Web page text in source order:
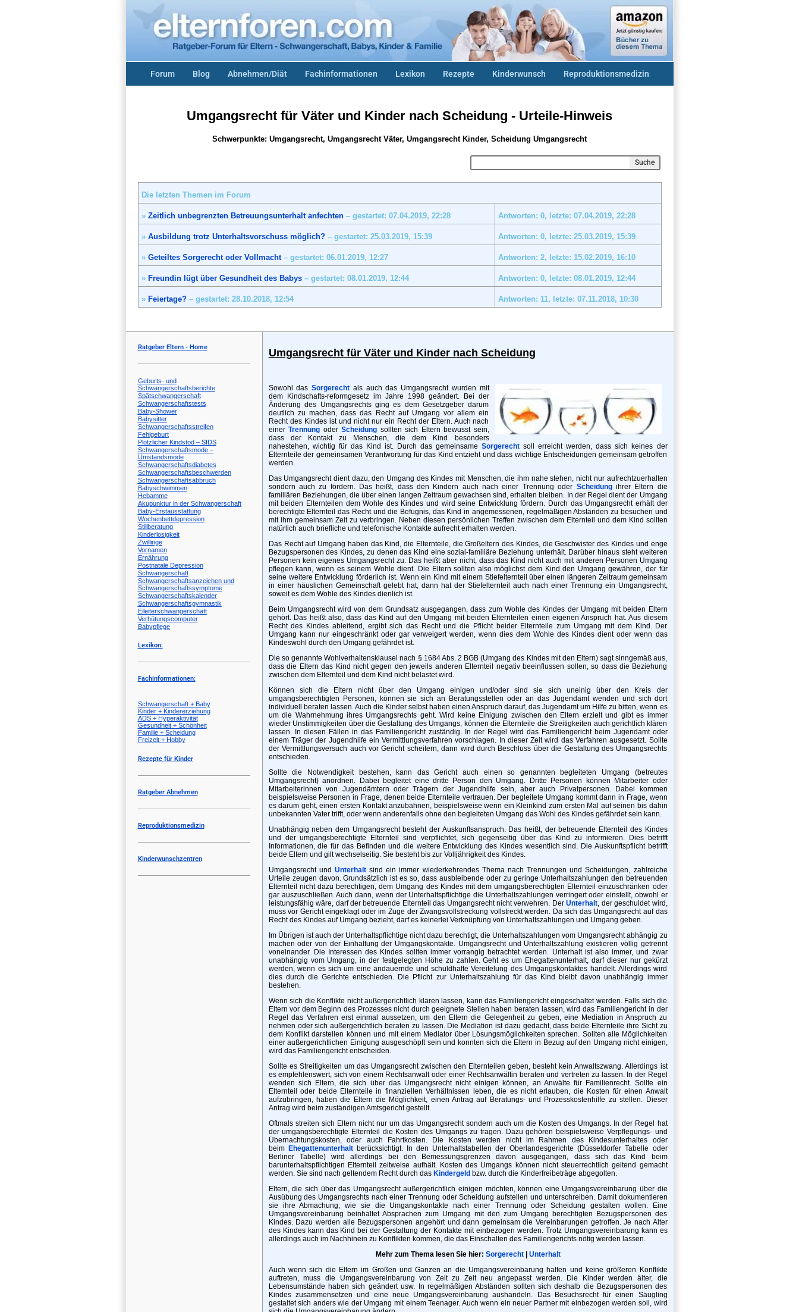
Forum Blog Abnehmen/Diät Fachinformationen Lexikon Rezepte Kinderwunsch Reproduktionsmedizin
Umgangsrecht für Väter und Kinder nach Scheidung - Urteile-Hinweis
Schwerpunkte: Umgangsrecht, Umgangsrecht Väter, Umgangsrecht Kinder, Scheidung Umgangsrecht
Suche
Die letzten Themen im Forum
» Zeitlich unbegrenzten Betreuungsunterhalt anfechten– gestartet: 07.04.2019, 22:28 Antworten: 0, letzte: 07.04.2019, 22:28
» Ausbildung trotz Unterhaltsvorschuss möglich?– gestartet: 25.03.2019, 15:39 Antworten: 0, letzte: 25.03.2019, 15:39
» Geteiltes Sorgerecht oder Vollmacht– gestartet: 06.01.2019, 12:27 Antworten: 2, letzte: 15.02.2019, 16:10
» Freundin lügt über Gesundheit des Babys– gestartet: 08.01.2019, 12:44 Antworten: 0, letzte: 08.01.2019, 12:44
» Feiertage?– gestartet: 28.10.2018, 12:54 Antworten: 11, letzte: 07.11.2018, 10:30
Ratgeber Eltern - Home
Geburts- und
Schwangerschaftsberichte
Spätschwangerschaft
Schwangerschaftstests
Baby-Shower
Babysitter
Schwangerschaftsstreifen
Fehlgeburt
Plötzlicher Kindstod – SIDS
Schwangerschaftsmode –
Umstandsmode
Schwangerschaftsdiabetes
Schwangerschaftsbeschwerden
Schwangerschaftsabbruch
Babyschwimmen
Hebamme
Akupunktur in der Schwangerschaft
Baby-Erstausstattung
Wochenbettdepression
Stillberatung
Kinderlosigkeit
Zwillinge
Vornamen
Ernährung
Postnatale Depression
Schwangerschaft
Schwangerschaftsanzeichen und
Schwangerschaftssymptome
Schwangerschaftskalender
Schwangerschaftsgymnastik
Eileiterschwangerschaft
Verhütungscomputer
Babypflege
Lexikon:
Fachinformationen:
Schwangerschaft + Baby
Kinder + Kindererziehung
ADS + Hyperaktivität
Gesundheit + Schönheit
Familie + Scheidung
Freizeit + Hobby
Rezepte für Kinder
Ratgeber Abnehmen
Reproduktionsmedizin
Kinderwunschzentren
Umgangsrechtfür Väter und Kinder nach Scheidung
Sowohl dasSorgerecht als auch das Umgangsrecht wurden mit
dem Kindschafts-reformgesetz im Jahre 1998 geändert. Bei der
Änderung des Umgangsrechts ging es dem Gesetzgeber darum
deutlich zu machen, dass das Recht auf Umgang vor allem ein
Recht des Kindes ist und nicht nur ein Recht der Eltern. Auch nach
einerTrennung oderScheidung sollten sich Eltern bewusst sein,
dass der Kontakt zu Menschen, die dem Kind besonders
nahestehen, wichtig für das Kind ist. Durch das gemeinsameSorgerecht soll erreicht werden, dass sich keines der
Elternteile der gemeinsamen Verantwortung für das Kind entzieht und dass wichtige Entscheidungen gemeinsam getroffen
werden.
Das Umgangsrecht dient dazu, den Umgang des Kindes mit Menschen, die ihm nahe stehen, nicht nur aufrechtzuerhalten
sondern auch zu fördern. Das heißt, dass den Kindern auch nach einer Trennung oder Scheidungihrer Eltern die
familiären Beziehungen, die über einen langen Zeitraum gewachsen sind, erhalten bleiben. In der Regel dient der Umgang
mit beiden Elternteilen dem Wohle des Kindes und wird seine Entwicklung fördern. Durch das Umgangsrecht erhält der
berechtigte Elternteil das Recht und die Befugnis, das Kind in angemessenen, regelmäßigen Abständen zu besuchen und
mit ihm gemeinsam Zeit zu verbringen. Neben diesen persönlichen Treffen zwischen dem Elternteil und dem Kind sollten
natürlich auch briefliche und telefonische Kontakte aufrecht erhalten werden.
Das Recht auf Umgang haben das Kind, die Elternteile, die Großeltern des Kindes, die Geschwister des Kindes und enge
Bezugspersonen des Kindes, zu denen das Kind eine sozial-familiäre Beziehung unterhält. Darüber hinaus steht weiteren
Personen kein eigenes Umgangsrecht zu. Das heißt aber nicht, dass das Kind nicht auch mit anderen Personen Umgang
pflegen kann, wenn es seinem Wohle dient. Die Eltern sollten also möglichst dem Kind den Umgang gewähren, der für
seine weitere Entwicklung förderlich ist. Wenn ein Kind mit einem Stiefelternteil über einen längeren Zeitraum gemeinsam
in einer häuslichen Gemeinschaft gelebt hat, dann hat der Stiefelternteil auch nach einer Trennung ein Umgangsrecht,
soweit es dem Wohle des Kindes dienlich ist.
Beim Umgangsrecht wird von dem Grundsatz ausgegangen, dass zum Wohle des Kindes der Umgang mit beiden Eltern
gehört. Das heißt also, dass das Kind auf den Umgang mit beiden Elternteilen einen eigenen Anspruch hat. Aus diesem
Recht des Kindes ableitend, ergibt sich das Recht und die Pflicht beider Elternteile zum Umgang mit dem Kind. Der
Umgang kann nur eingeschränkt oder gar verweigert werden, wenn dies dem Wohle des Kindes dient oder wenn das
Kindeswohl durch den Umgang gefährdet ist.
Die so genannte Wohlverhaltensklausel nach § 1684 Abs. 2 BGB (Umgang des Kindes mit den Eltern) sagt sinngemäß aus,
dass die Eltern das Kind nicht gegen den jeweils anderen Elternteil negativ beeinflussen sollen, so dass die Beziehung
zwischen dem Elternteil und dem Kind nicht belastet wird.
Können sich die Eltern nicht über den Umgang einigen und/oder sind sie sich uneinig über den Kreis der
umgangsberechtigten Personen, können sie sich an Beratungsstellen oder an das Jugendamt wenden und sich dort
individuell beraten lassen. Auch die Kinder selbst haben einen Anspruch darauf, das Jugendamt um Hilfe zu bitten, wenn es
um die Wahrnehmung ihres Umgangsrechts geht. Wird keine Einigung zwischen den Eltern erzielt und gibt es immer
wieder Unstimmigkeiten über die Gestaltung des Umgangs, können die Elternteile die Streitigkeiten auch gerichtlich klären
lassen. In diesen Fällen in das Familiengericht zuständig. In der Regel wird das Familiengericht beim Jugendamt oder
einem Träger der Jugendhilfe ein Vermittlungsverfahren vorschlagen. In dieser Zeit wird das Verfahren ausgesetzt. Sollte
der Vermittlungsversuch auch vor Gericht scheitern, dann wird durch Beschluss über die Gestaltung des Umgangsrechts
entschieden.
Sollte die Notwendigkeit bestehen, kann das Gericht auch einen so genannten begleiteten Umgang (betreutes
Umgangsrecht) anordnen. Dabei begleitet eine dritte Person den Umgang. Dritte Personen können Mitarbeiter oder
Mitarbeiterinnen von Jugendämtern oder Trägern der Jugendhilfe sein, aber auch Privatpersonen. Dabei kommen
beispielsweise Personen in Frage, denen beide Elternteile vertrauen. Der begleitete Umgang kommt dann in Frage, wenn
es darum geht, einen ersten Kontakt anzubahnen, beispielsweise wenn ein Kleinkind zum ersten Mal auf seinen bis dahin
unbekannten Vater trifft, oder wenn anderenfalls ohne den begleiteten Umgang das Wohl des Kindes gefährdet sein kann.
Unabhängig neben dem Umgangsrecht besteht der Auskunftsanspruch. Das heißt, der betreuende Elternteil des Kindes
und der umgangsberechtigte Elternteil sind verpflichtet, sich gegenseitig über das Kind zu informieren. Dies betrifft
Informationen, die für das Befinden und die weitere Entwicklung des Kindes wesentlich sind. Die Auskunftspflicht betrifft
beide Eltern und gilt wechselseitig. Sie besteht bis zur Volljährigkeit des Kindes.
Umgangsrecht undUnterhalt sind ein immer wiederkehrendes Thema nach Trennungen und Scheidungen, zahlreiche
Urteile zeugen davon. Grundsätzlich ist es so, dass ausbleibende oder zu geringe Unterhaltszahlungen den betreuenden
Elternteil nicht dazu berechtigen, dem Umgang des Kindes mit dem umgangsberechtigten Elternteil einzuschränken oder
gar auszuschließen. Auch dann, wenn der Unterhaltspflichtige die Unterhaltszahlungen verringert oder einstellt, obwohl er
leistungsfähig wäre, darf der betreuende Elternteil das Umgangsrecht nicht verwehren. DerUnterhalt , der geschuldet wird,
muss vor Gericht eingeklagt oder im Zuge der Zwangsvollstreckung vollstreckt werden. Da sich das Umgangsrecht auf das
Recht des Kindes auf Umgang bezieht, darf es keinerlei Verknüpfung von Unterhaltszahlungen und Umgang geben.
Im Übrigen ist auch der Unterhaltspflichtige nicht dazu berechtigt, die Unterhaltszahlungen vom Umgangsrecht abhängig zu
machen oder von der Einhaltung der Umgangskontakte. Umgangsrecht und Unterhaltszahlung existieren völlig getrennt
voneinander. Die Interessen des Kindes sollten immer vorrangig betrachtet werden. Unterhalt ist also immer, und zwar
unabhängig vom Umgang, in der festgelegten Höhe zu zahlen. Geht es um Ehegattenunterhalt, darf dieser nur gekürzt
werden, wenn es sich um eine andauernde und schuldhafte Vereitelung des Umgangskontaktes handelt. Allerdings wird
dies durch die Gerichte entschieden. Die Pflicht zur Unterhaltszahlung für das Kind bleibt davon unabhängig immer
bestehen.
Wenn sich die Konflikte nicht außergerichtlich klären lassen, kann das Familiengericht eingeschaltet werden. Falls sich die
Eltern vor dem Beginn des Prozesses nicht durch geeignete Stellen haben beraten lassen, wird das Familiengericht in der
Regel das Verfahren erst einmal aussetzen, um den Eltern die Gelegenheit zu geben, eine Mediation in Anspruch zu
nehmen oder sich außergerichtlich beraten zu lassen. Die Mediation ist dazu gedacht, dass beide Elternteile ihre Sicht zu
dem Konflikt darstellen können und mit einem Mediator über Lösungsmöglichkeiten sprechen. Sollten alle Möglichkeiten
einer außergerichtlichen Einigung ausgeschöpft sein und konnten sich die Eltern in Bezug auf den Umgang nicht einigen,
wird das Familiengericht entscheiden.
Sollte es Streitigkeiten um das Umgangsrecht zwischen den Elternteilen geben, besteht kein Anwaltszwang. Allerdings ist
es empfehlenswert, sich von einem Rechtsanwalt oder einer Rechtsanwältin beraten und vertreten zu lassen. In der Regel
wenden sich Eltern, die sich über das Umgangsrecht nicht einigen können, an Anwälte für Familienrecht. Sollte ein
Elternteil oder beide Elternteile in finanziellen Verhältnissen leben, die es nicht erlauben, die Kosten für einen Anwalt
aufzubringen, haben die Eltern die Möglichkeit, einen Antrag auf Beratungs- und Prozesskostenhilfe zu stellen. Dieser
Antrag wird beim zuständigen Amtsgericht gestellt.
Oftmals streiten sich Eltern nicht nur um das Umgangsrecht sondern auch um die Kosten des Umgangs. In der Regel hat
der umgangsberechtigte Elternteil die Kosten des Umgangs zu tragen. Dazu gehören beispielsweise Verpflegungs- und
Übernachtungskosten, oder auch Fahrtkosten. Die Kosten werden nicht im Rahmen des Kindesunterhaltes oder
beim Ehegattenunterhaltberücksichtigt. In den Unterhaltstabellen der Oberlandesgerichte (Düsseldorfer Tabelle oder
Berliner Tabelle) wird allerdings bei den Bemessungsgrenzen davon ausgegangen, dass sich das Kind beim
barunterhaltspflichtigen Elternteil zeitweise aufhält. Kosten des Umgangs können nicht steuerrechtlich geltend gemacht
werden. Sie sind nach geltendem Recht durch das Kindergeldbzw. durch die Kinderfreibeträge abgegolten.
Eltern, die sich über das Umgangsrecht außergerichtlich einigen möchten, können eine Umgangsvereinbarung über die
Ausübung des Umgangsrechts nach einer Trennung oder Scheidung aufstellen und unterschreiben. Damit dokumentieren
sie ihre Abmachung, wie sie die Umgangskontakte nach einer Trennung oder Scheidung gestalten wollen. Eine
Umgangsvereinbarung beinhaltet Absprachen zum Umgang mit den zum Umgang berechtigten Bezugspersonen des
Kindes. Dazu werden alle Bezugspersonen angehört und dann gemeinsam die Vereinbarungen getroffen. Je nach Alter
des Kindes kann das Kind bei der Gestaltung der Kontakte mit einbezogen werden. Trotz Umgangsvereinbarung kann es
allerdings auch im Nachhinein zu Konflikten kommen, die das Einschalten des Familiengerichts nötig werden lassen.
Mehr zum Thema lesen Sie hier: Sorgerecht| Unterhalt
Auch wenn sich die Eltern im Großen und Ganzen an die Umgangsvereinbarung halten und keine größeren Konflikte
auftreten, muss die Umgangsvereinbarung von Zeit zu Zeit neu angepasst werden. Die Kinder werden älter, die
Lebensumstände haben sich geändert usw. In regelmäßigen Abständen sollten sich deshalb die Bezugspersonen des
Kindes zusammensetzen und eine neue Umgangsvereinbarung aushandeln. Das Besuchsrecht für einen Säugling
gestaltet sich anders wie der Umgang mit einem Teenager. Auch wenn ein neuer Partner mit einbezogen werden soll, wird